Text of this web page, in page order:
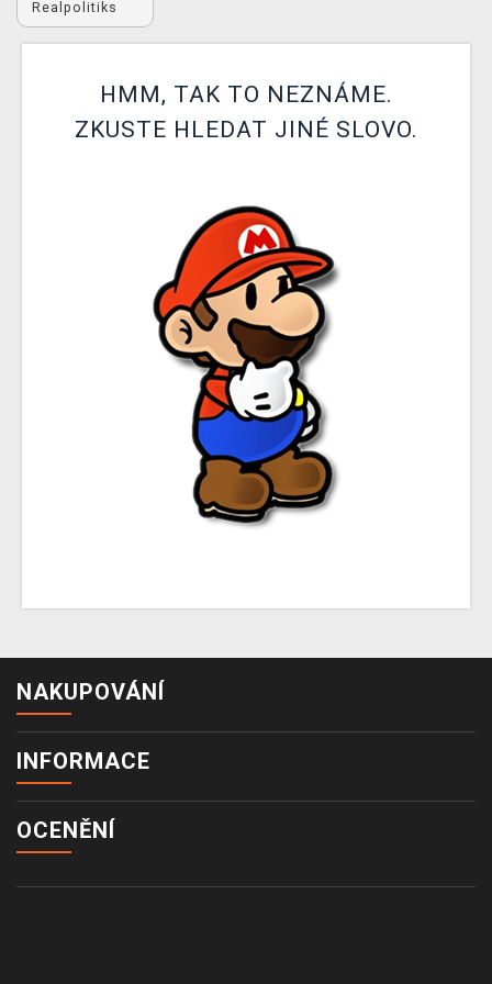
DOPRAVA
TCG & BOARDGAME HUB
Realpolitiks
HMM, TAK TO NEZNÁME.
ZKUSTE HLEDAT JINÉ SLOVO.
NAKUPOVÁNÍ
INFORMACE
OCENĚNÍ